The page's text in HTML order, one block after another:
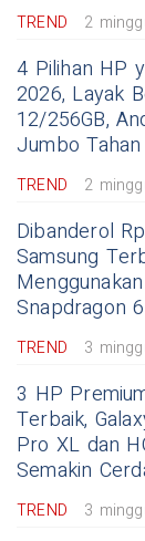
TREND 2
4 Pilihan HP
2026, Layak
12/256GB,
Jumbo
TREND 2
Dibanderol
Samsung
Snapdragon
TREND 3
3 HP
Terbaik,
Pro XL dan
Semakin
TREND 3